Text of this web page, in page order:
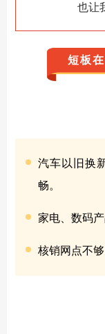
也让
短板
汽车以旧换
畅。
家电、数码
核销网点不